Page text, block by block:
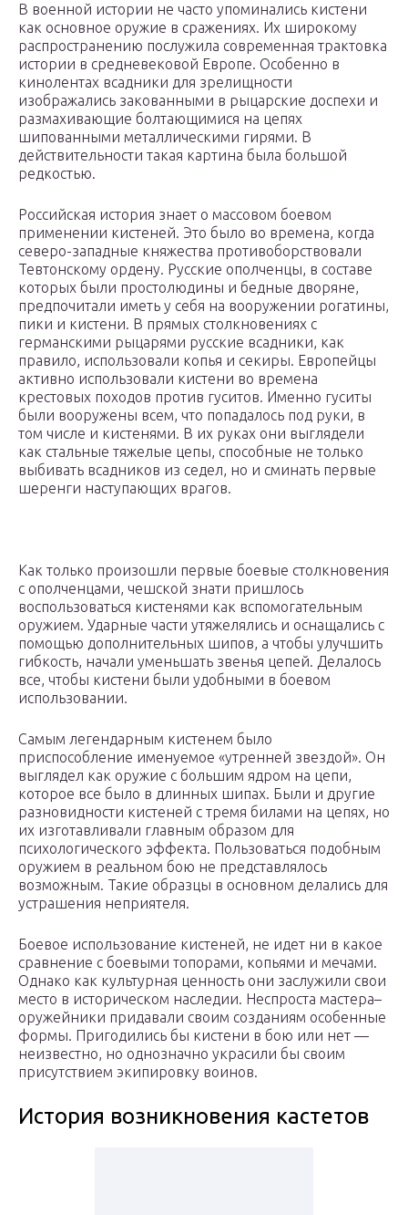
В военной истории не часто упоминались кистени
как основное оружие в сражениях. Их широкому
распространению послужила современная трактовка
истории в средневековой Европе. Особенно в
кинолентах всадники для зрелищности
изображались закованными в рыцарские доспехи и
размахивающие болтающимися на цепях
шипованными металлическими гирями. В
действительности такая картина была большой
редкостью.
Российская история знает о массовом боевом
применении кистеней. Это было во времена, когда
северо-западные княжества противоборствовали
Тевтонскому ордену. Русские ополченцы, в составе
которых были простолюдины и бедные дворяне,
предпочитали иметь у себя на вооружении рогатины,
пики и кистени. В прямых столкновениях с
германскими рыцарями русские всадники, как
правило, использовали копья и секиры. Европейцы
активно использовали кистени во времена
крестовых походов против гуситов. Именно гуситы
были вооружены всем, что попадалось под руки, в
том числе и кистенями. В их руках они выглядели
как стальные тяжелые цепы, способные не только
выбивать всадников из седел, но и сминать первые
шеренги наступающих врагов.
Как только произошли первые боевые столкновения
с ополченцами, чешской знати пришлось
воспользоваться кистенями как вспомогательным
оружием. Ударные части утяжелялись и оснащались с
помощью дополнительных шипов, а чтобы улучшить
гибкость, начали уменьшать звенья цепей. Делалось
все, чтобы кистени были удобными в боевом
использовании.
Самым легендарным кистенем было
приспособление именуемое «утренней звездой». Он
выглядел как оружие с большим ядром на цепи,
которое все было в длинных шипах. Были и другие
разновидности кистеней с тремя билами на цепях, но
их изготавливали главным образом для
психологического эффекта. Пользоваться подобным
оружием в реальном бою не представлялось
возможным. Такие образцы в основном делались для
устрашения неприятеля.
Боевое использование кистеней, не идет ни в какое
сравнение с боевыми топорами, копьями и мечами.
Однако как культурная ценность они заслужили свои
место в историческом наследии. Неспроста мастера–
оружейники придавали своим созданиям особенные
формы. Пригодились бы кистени в бою или нет —
неизвестно, но однозначно украсили бы своим
присутствием экипировку воинов.
История возникновения кастетов